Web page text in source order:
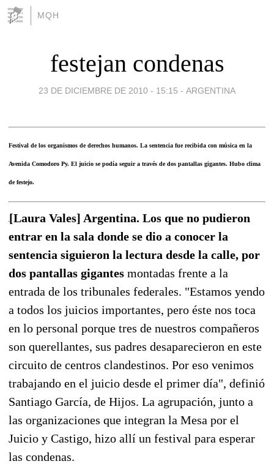
MQH
festejan condenas
23 DE DICIEMBRE DE 2010 - 15:15 - ARGENTINA
Festival de los organismos de derechos humanos. La sentencia fue recibida con música en la
Avenida Comodoro Py. El juicio se podía seguir a través de dos pantallas gigantes. Hubo clima
de festejo.
[Laura Vales] Argentina. Los que no pudieron
entrar en la sala donde se dio a conocer la
sentencia siguieron la lectura desde la calle, por
dos pantallas gigantes montadas frente a la
entrada de los tribunales federales. "Estamos yendo
a todos los juicios importantes, pero éste nos toca
en lo personal porque tres de nuestros compañeros
son querellantes, sus padres desaparecieron en este
circuito de centros clandestinos. Por eso venimos
trabajando en el juicio desde el primer día", definió
Santiago García, de Hijos. La agrupación, junto a
las organizaciones que integran la Mesa por el
Juicio y Castigo, hizo allí un festival para esperar
las condenas.